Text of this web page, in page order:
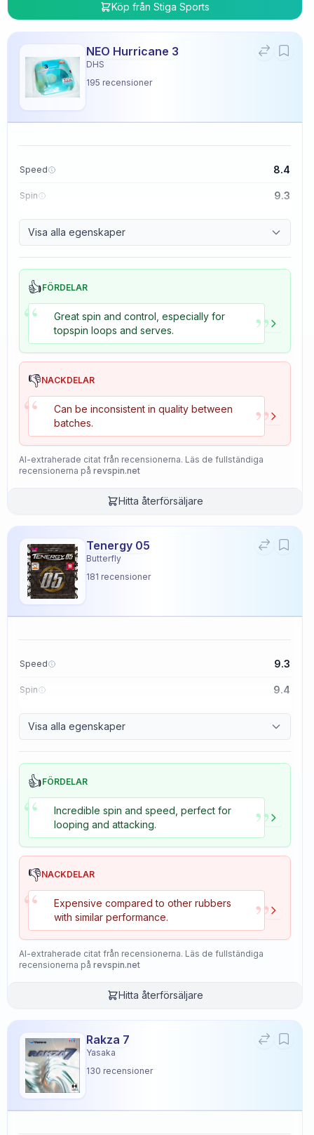
Köp från Stiga Sports
NEO Hurricane 3
DHS
195 recensioner
Speed 8.4
Spin 9.3
Control 8.7
Tackiness 8.2
Visa alla egenskaper
👍FÖRDELAR
“
Great spin and control, especially for
topspin loops and serves.
”
👎NACKDELAR
“
Can be inconsistent in quality between
batches.
”
AI-extraherade citat från recensionerna. Läs de fullständiga
recensionerna på revspin.net
Hitta återförsäljare
Tenergy 05
Butterfly
181 recensioner
Speed 9.3
Spin 9.4
Control 8.3
Tackiness 2.3
Visa alla egenskaper
👍FÖRDELAR
“
Incredible spin and speed, perfect for
looping and attacking.
”
👎NACKDELAR
“
Expensive compared to other rubbers
with similar performance.
”
AI-extraherade citat från recensionerna. Läs de fullständiga
recensionerna på revspin.net
Hitta återförsäljare
Rakza 7
Yasaka
130 recensioner